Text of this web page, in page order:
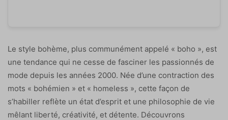
Le style bohème, plus communément appelé « boho », est
une tendance qui ne cesse de fasciner les passionnés de
mode depuis les années 2000. Née d’une contraction des
mots « bohémien » et « homeless », cette façon de
s’habiller reflète un état d’esprit et une philosophie de vie
mêlant liberté, créativité, et détente. Découvrons